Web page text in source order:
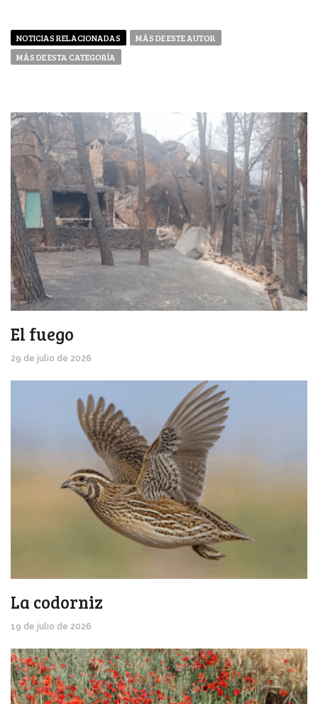
NOTICIAS RELACIONADAS
MÁS DE ESTE AUTOR
MÁS DE ESTA CATEGORÍA
El fuego
29 de julio de 2026
La codorniz
19 de julio de 2026